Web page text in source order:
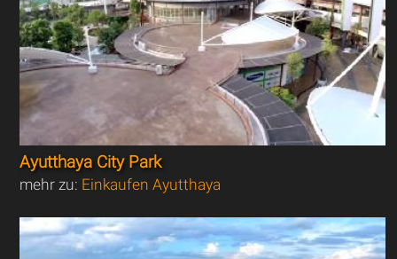
Ayutthaya City Park
mehr zu: Einkaufen Ayutthaya